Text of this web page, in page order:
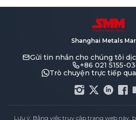
Shanghai Metals
Gửi tin nhắn cho chúng tôi
+86 021 5155-
Trò chuyện trực tiếp
Lưu ý: Bằng việc truy cập trang web này,